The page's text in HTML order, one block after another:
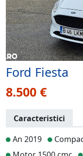
Ford Fiesta
8.500 €
Caracteristici
An 2019